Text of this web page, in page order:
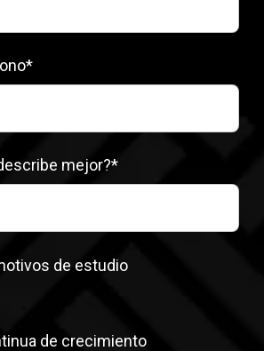
*
mejor?*
de estudio
de crecimiento